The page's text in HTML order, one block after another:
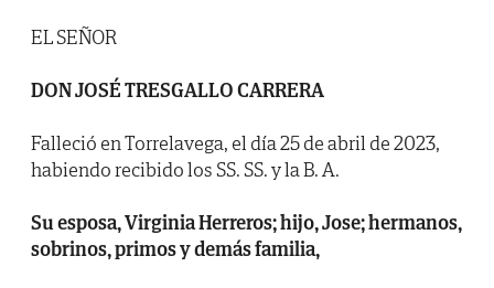
EL SEÑOR
DON JOSÉ TRESGALLO CARRERA
Falleció en Torrelavega, el día 25 de abril de 2023,
habiendo recibido los SS. SS. y la B. A.
Su esposa, Virginia Herreros; hijo, Jose; hermanos,
sobrinos, primos y demás familia,